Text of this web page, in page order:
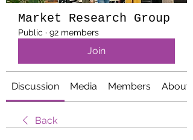
Market Research Group
Public · 92 members
Join
Discussion Media Members About
Back